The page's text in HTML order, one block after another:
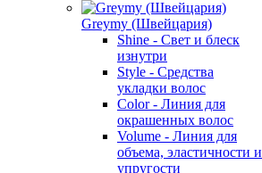
Greymy (Швейцария)
Shine - Свет и блеск
изнутри
Style - Средства
укладки волос
Color - Линия для
окрашенных волос
Volume - Линия для
объема, эластичности и
упругости